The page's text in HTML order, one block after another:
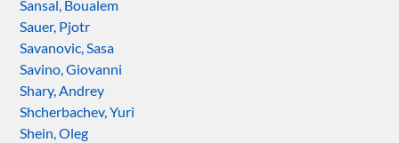
Sansal, Boualem
Sauer, Pjotr
Savanovic, Sasa
Savino, Giovanni
Shary, Andrey
Shcherbachev, Yuri
Shein, Oleg